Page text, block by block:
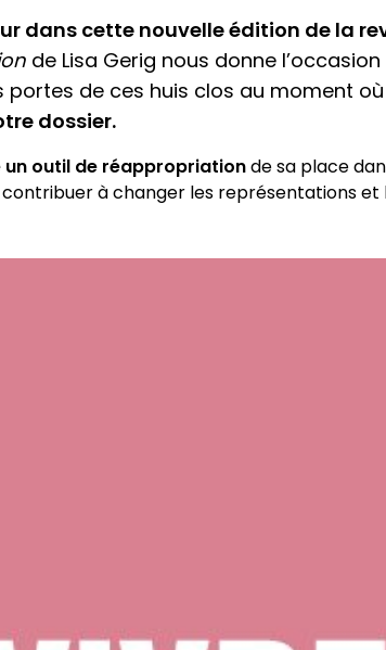
dans cette nouvelle édition de la
de Lisa Gerig nous donne
portes de ces huis clos au moment
dossier.
un outil de réappropriationde sa place
à changer les représentations et